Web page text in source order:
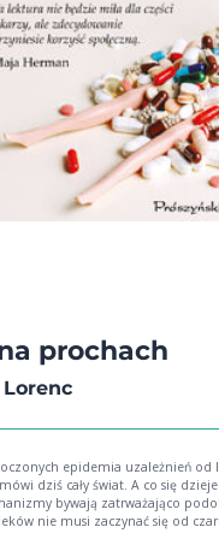
prochach
epidemia uzależnień od
dziś cały świat. A co się
bywają zatrważająco
nie musi zaczynać się od